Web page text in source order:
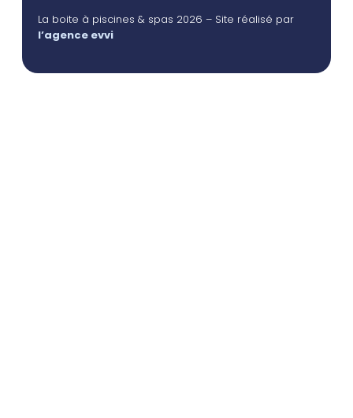
La boite à piscines & spas 2026 – Site réalisé par
l’agence evvi